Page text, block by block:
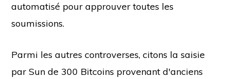
automatisé pour approuver toutes les
soumissions.
Parmi les autres controverses, citons la saisie
par Sun de 300 Bitcoins provenant d'anciens